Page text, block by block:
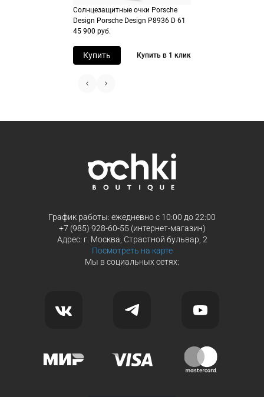
Продолжить покупки
Продолжить покупки
Солнцезащитные очки Porsche
Design Porsche Design P8936 D 61
45 900 руб.
Купить Купить в 1 клик
График работы: ежедневно с 10:00 до 22:00
+7 (985) 928-60-55 (интернет-магазин)
Адрес: г. Москва, Страстной бульвар, 2
Посмотреть на карте
Мы в социальных сетях: